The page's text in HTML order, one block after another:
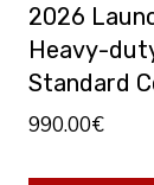
2026
Heavy-
Standard
990.00€